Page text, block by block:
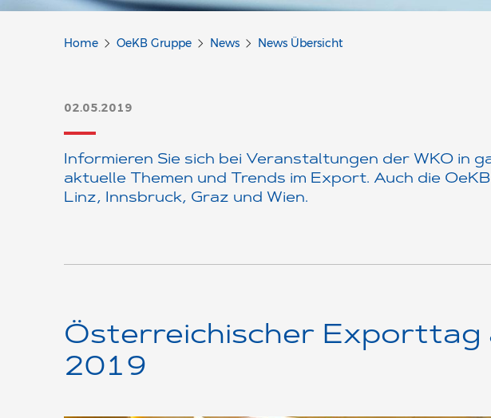
Home OeKB Gruppe News News Übersicht
02.05.2019
Informieren Sie sich bei Veranstaltungen der WKO in
aktuelle Themen und Trends im Export. Auch die
Linz, Innsbruck, Graz und Wien.
Österreichischer Exporttag
2019